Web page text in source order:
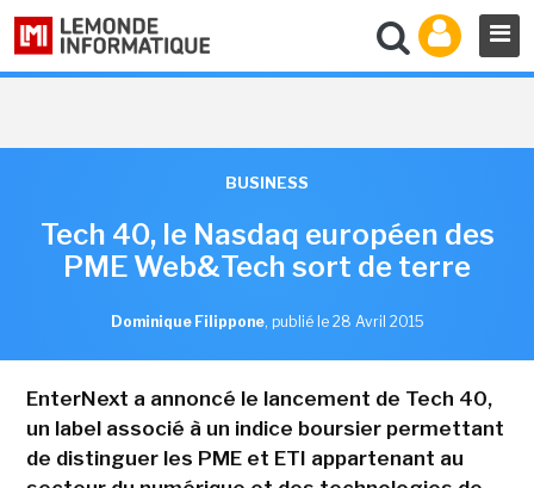
BUSINESS
Tech 40, le Nasdaq européen des
PME Web&Tech sort de terre
Dominique Filippone, publié le 28 Avril 2015
EnterNext a annoncé le lancement de Tech 40,
un label associé à un indice boursier permettant
de distinguer les PME et ETI appartenant au